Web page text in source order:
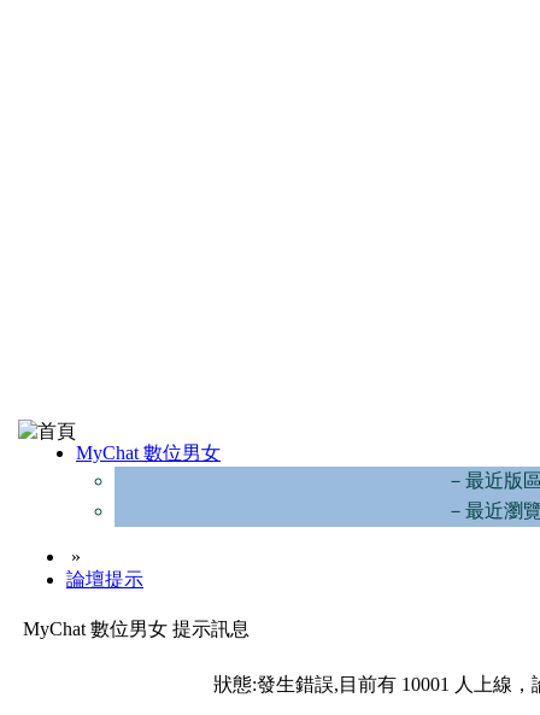
MyChat 數位男女
－最近版
－最近瀏
»
論壇提示
MyChat 數位男女 提示訊息
狀態:發生錯誤,目前有 10001 人上線